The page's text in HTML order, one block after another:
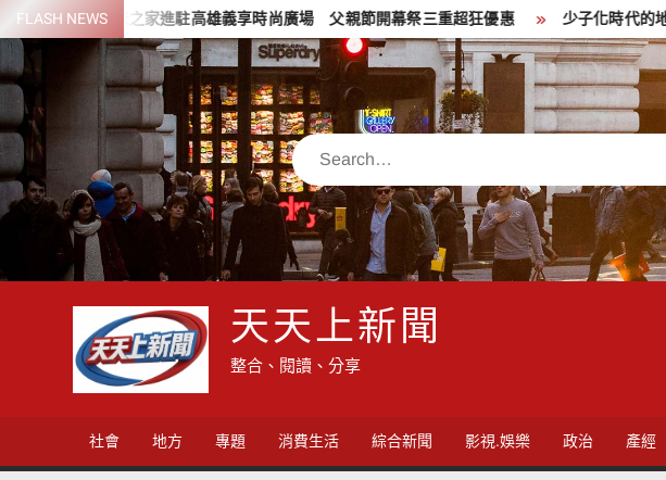
Skip
to
content
FLASH NEWS
小米之家進駐高雄義享時尚廣場 父親節開幕祭三重超狂優惠 少子化時代的地方解方
Search
天天上新聞
整合、閱讀、分享
社會 地方 專題 消費生活 綜合新聞 影視.娛樂 政治 產經